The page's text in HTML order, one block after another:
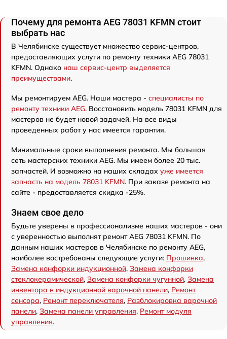
Почему для ремонта AEG 78031 KFMN стоит
выбрать нас
В Челябинске существует множество сервис-центров,
предоставляющих услуги по ремонту техники AEG 78031
KFMN. Однако наш сервис-центр выделяется
преимуществами.
Мы ремонтируем AEG. Наши мастера - специалисты по
ремонту техники AEG. Восстановить модель 78031 KFMN для
мастеров не будет новой задачей. На все виды
проведенных работ у нас имеется гарантия.
Минимальные сроки выполнения ремонта. Мы большая
сеть мастерских техники AEG. Мы имеем более 20 тыс.
запчастей. И возможно на наших складах уже имеется
запчасть на модель 78031 KFMN. При заказе ремонта на
сайте - предоставляется скидка -25%.
Знаем свое дело
Будьте уверены в профессионализме наших мастеров - они
с уверенностью выполнят ремонт AEG 78031 KFMN. По
данным наших мастеров в Челябинске по ремонту AEG,
наиболее востребованы следующие услуги: Прошивка,
Замена конфорки индукционной, Замена конфорки
стеклокерамической, Замена конфорки чугунной, Замена
инвентора в индукционной варочной панели, Ремонт
сенсора, Ремонт переключателя, Разблокировка варочной
панели, Замена панели управления, Ремонт модуля
управления.